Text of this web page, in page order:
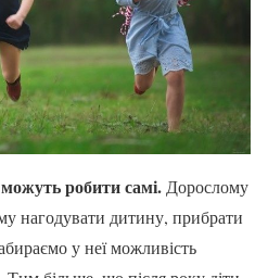
робити самі. Дорослому
нагодувати дитину, прибрати
у неї можливість